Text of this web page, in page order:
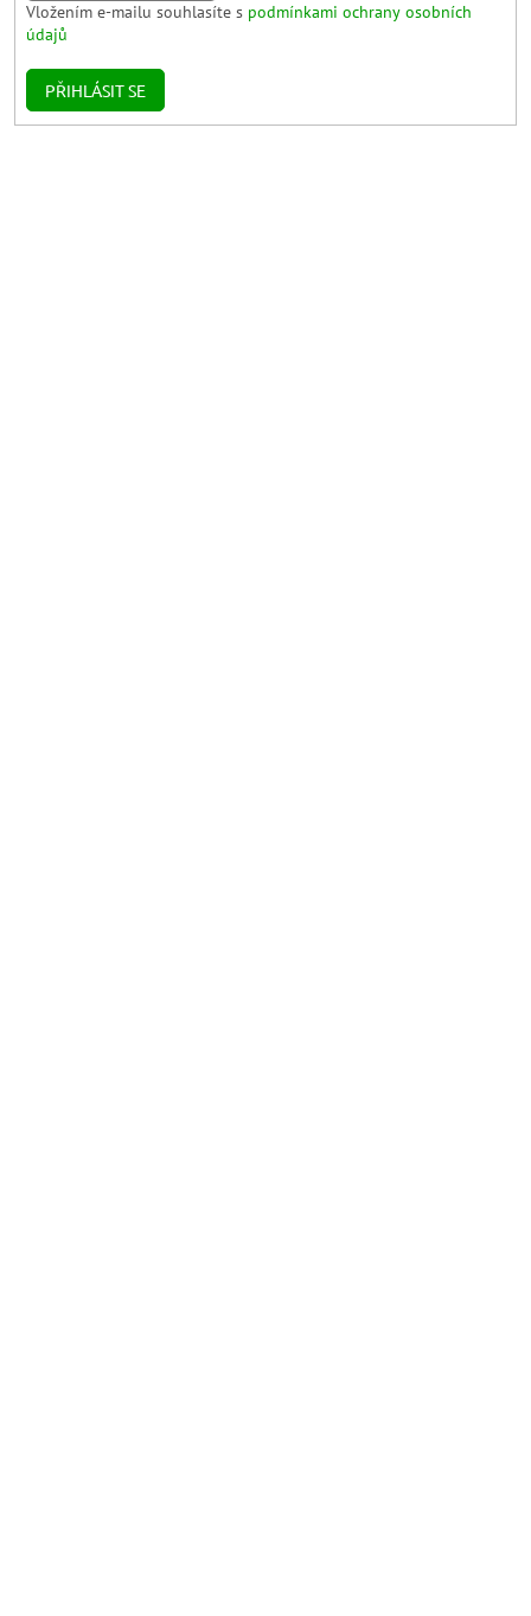
Vložením e-mailu souhlasíte s podmínkami ochrany osobních
údajů
PŘIHLÁSIT SE